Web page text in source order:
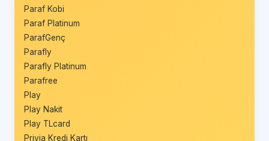
Paraf Kobi
Paraf Platinum
ParafGenç
Parafly
Parafly Platinum
Parafree
Play
Play Nakit
Play TLcard
Privia Kredi Kartı